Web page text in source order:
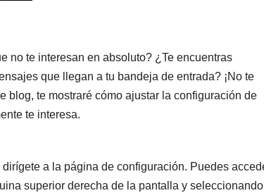
no te interesan en absoluto? ¿Te encuentras
que llegan a tu bandeja de entrada? ¡No te
blog, te mostraré cómo ajustar la configuración de
te interesa.
a la página de configuración. Puedes
superior derecha de la pantalla y seleccionando